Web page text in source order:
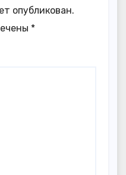
опубликован.
*